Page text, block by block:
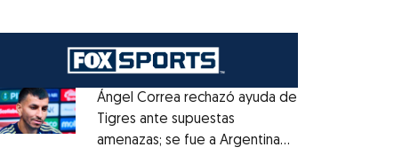
Opens in new window
Ángel Correa rechazó ayuda de
Tigres ante supuestas
amenazas; se fue a Argentina